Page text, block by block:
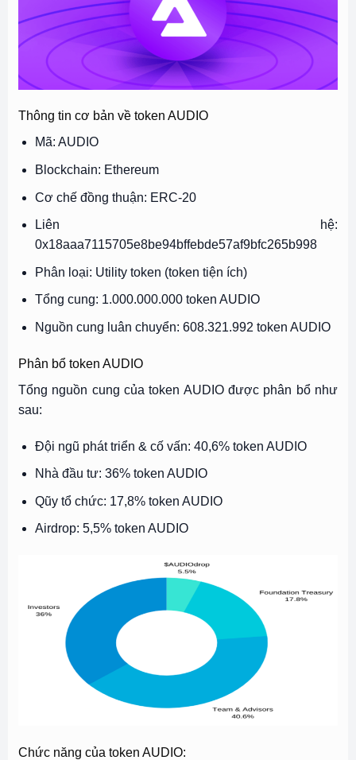
Thông tin cơ bản về token AUDIO
Mã: AUDIO
Blockchain: Ethereum
Cơ chế đồng thuận: ERC-20
Liên hệ:
0x18aaa7115705e8be94bffebde57af9bfc265b998
Phân loại: Utility token (token tiện ích)
Tổng cung: 1.000.000.000 token AUDIO
Nguồn cung luân chuyển: 608.321.992 token AUDIO
Phân bổ token AUDIO
Tổng nguồn cung của token AUDIO được phân bổ như
sau:
Đội ngũ phát triển & cố vấn: 40,6% token AUDIO
Nhà đầu tư: 36% token AUDIO
Qũy tổ chức: 17,8% token AUDIO
Airdrop: 5,5% token AUDIO
Chức năng của token AUDIO: